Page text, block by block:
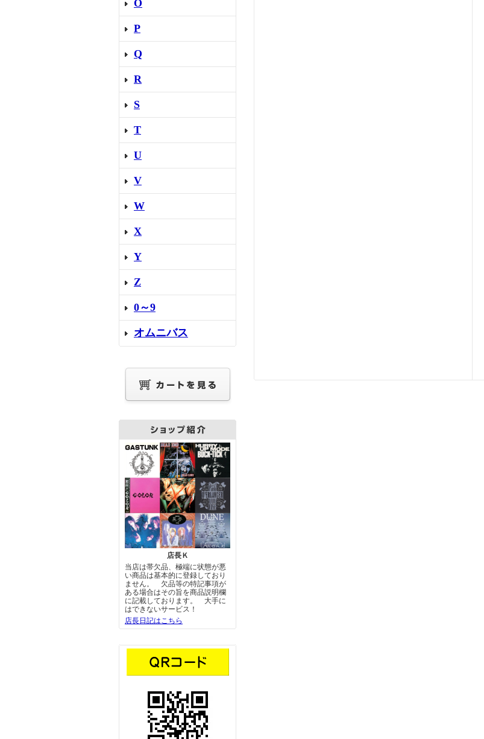
O
P
Q
R
S
T
U
V
W
X
Y
Z
0～9
オムニバス
店長Ｋ
当店は帯欠品、極端に状態が悪
い商品は基本的に登録しており
ません。 欠品等の特記事項が
ある場合はその旨を商品説明欄
に記載しております。 大手に
はできないサービス！
店長日記はこちら